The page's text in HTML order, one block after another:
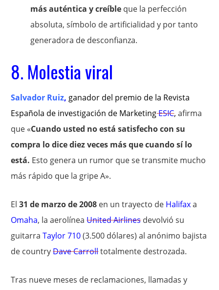
más auténtica y creíble que la perfección
absoluta, símbolo de artificialidad y por tanto
generadora de desconfianza.
8. Molestia viral
Salvador Ruiz, ganador del premio de la Revista
Española de investigación de MarketingESIC, afirma
que «Cuando usted no está satisfecho con su
compra lo dice diez veces más que cuando sí lo
está. Esto genera un rumor que se transmite mucho
más rápido que la gripe A».
El31 de marzo de 2008 en un trayecto de Halifaxa
Omaha, la aerolíneaUnited Airlinesdevolvió su
guitarraTaylor 710(3.500 dólares) al anónimo bajista
de countryDave Carrolltotalmente destrozada.
Tras nueve meses de reclamaciones, llamadas y